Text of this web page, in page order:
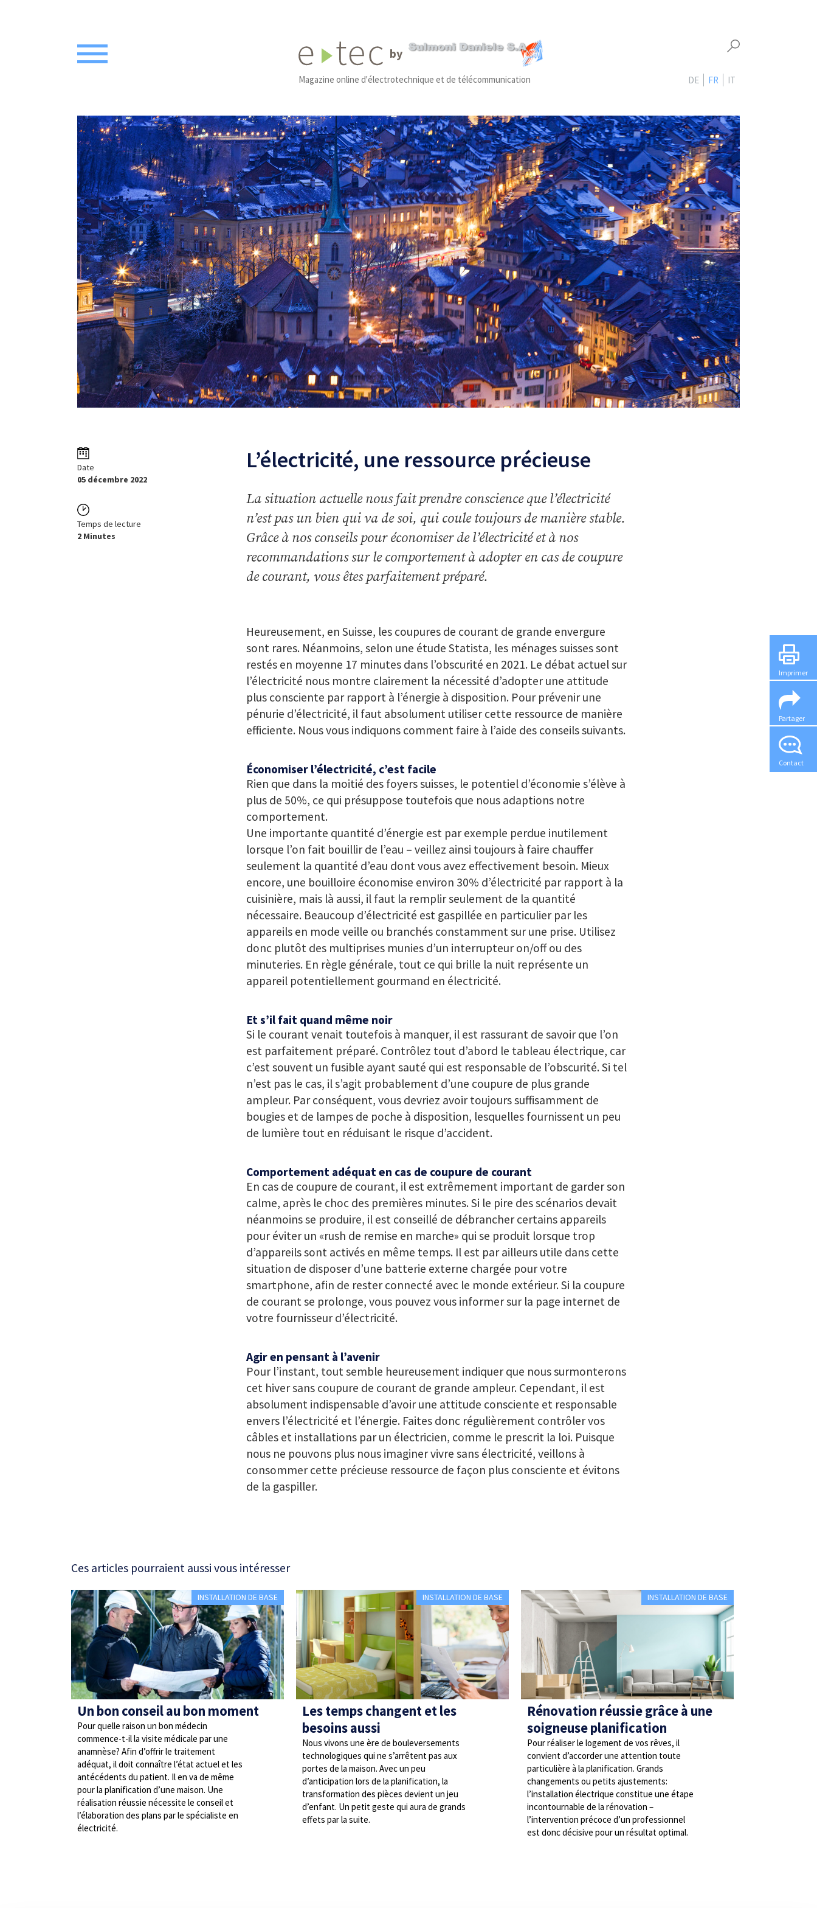
Imprimer
Partager
Contact
by
Magazine online d'électrotechnique et de télécommunication DE FR IT
Date
05 décembre 2022
Temps de lecture
2 Minutes
L’électricité, une ressource précieuse
La situation actuelle nous fait prendre conscience que l’électricité
n’est pas un bien qui va de soi, qui coule toujours de manière stable.
Grâce à nos conseils pour économiser de l’électricité et à nos
recommandations sur le comportement à adopter en cas de coupure
de courant, vous êtes parfaitement préparé.
Heureusement, en Suisse, les coupures de courant de grande envergure
sont rares. Néanmoins, selon une étude Statista, les ménages suisses sont
restés en moyenne 17 minutes dans l’obscurité en 2021. Le débat actuel sur
l’électricité nous montre clairement la nécessité d’adopter une attitude
plus consciente par rapport à l’énergie à disposition. Pour prévenir une
pénurie d’électricité, il faut absolument utiliser cette ressource de manière
efficiente. Nous vous indiquons comment faire à l’aide des conseils suivants.
Économiser l’électricité, c’est facile
Rien que dans la moitié des foyers suisses, le potentiel d’économie s’élève à
plus de 50%, ce qui présuppose toutefois que nous adaptions notre
comportement.
Une importante quantité d’énergie est par exemple perdue inutilement
lorsque l’on fait bouillir de l’eau – veillez ainsi toujours à faire chauffer
seulement la quantité d’eau dont vous avez effectivement besoin. Mieux
encore, une bouilloire économise environ 30% d’électricité par rapport à la
cuisinière, mais là aussi, il faut la remplir seulement de la quantité
nécessaire. Beaucoup d’électricité est gaspillée en particulier par les
appareils en mode veille ou branchés constamment sur une prise. Utilisez
donc plutôt des multiprises munies d’un interrupteur on/off ou des
minuteries. En règle générale, tout ce qui brille la nuit représente un
appareil potentiellement gourmand en électricité.
Et s’il fait quand même noir
Si le courant venait toutefois à manquer, il est rassurant de savoir que l’on
est parfaitement préparé. Contrôlez tout d’abord le tableau électrique, car
c’est souvent un fusible ayant sauté qui est responsable de l’obscurité. Si tel
n’est pas le cas, il s’agit probablement d’une coupure de plus grande
ampleur. Par conséquent, vous devriez avoir toujours suffisamment de
bougies et de lampes de poche à disposition, lesquelles fournissent un peu
de lumière tout en réduisant le risque d’accident.
Comportement adéquat en cas de coupure de courant
En cas de coupure de courant, il est extrêmement important de garder son
calme, après le choc des premières minutes. Si le pire des scénarios devait
néanmoins se produire, il est conseillé de débrancher certains appareils
pour éviter un «rush de remise en marche» qui se produit lorsque trop
d’appareils sont activés en même temps. Il est par ailleurs utile dans cette
situation de disposer d’une batterie externe chargée pour votre
smartphone, afin de rester connecté avec le monde extérieur. Si la coupure
de courant se prolonge, vous pouvez vous informer sur la page internet de
votre fournisseur d’électricité.
Agir en pensant à l’avenir
Pour l’instant, tout semble heureusement indiquer que nous surmonterons
cet hiver sans coupure de courant de grande ampleur. Cependant, il est
absolument indispensable d’avoir une attitude consciente et responsable
envers l’électricité et l’énergie. Faites donc régulièrement contrôler vos
câbles et installations par un électricien, comme le prescrit la loi. Puisque
nous ne pouvons plus nous imaginer vivre sans électricité, veillons à
consommer cette précieuse ressource de façon plus consciente et évitons
de la gaspiller.
Ces articles pourraient aussi vous intéresser
INSTALLATION DE BASE
Un bon conseil au bon moment
Pour quelle raison un bon médecin
commence-t-il la visite médicale par une
anamnèse? Afin d’offrir le traitement
adéquat, il doit connaître l’état actuel et les
antécédents du patient. Il en va de même
pour la planification d’une maison. Une
réalisation réussie nécessite le conseil et
l’élaboration des plans par le spécialiste en
électricité.
INSTALLATION DE BASE
Les temps changent et les
besoins aussi
Nous vivons une ère de bouleversements
technologiques qui ne s’arrêtent pas aux
portes de la maison. Avec un peu
d’anticipation lors de la planification, la
transformation des pièces devient un jeu
d’enfant. Un petit geste qui aura de grands
effets par la suite.
INSTALLATION DE BASE
Rénovation réussie grâce à une
soigneuse planification
Pour réaliser le logement de vos rêves, il
convient d’accorder une attention toute
particulière à la planification. Grands
changements ou petits ajustements:
l’installation électrique constitue une étape
incontournable de la rénovation –
l’intervention précoce d’un professionnel
est donc décisive pour un résultat optimal.